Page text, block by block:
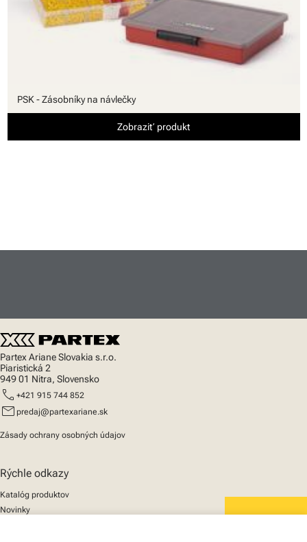
PSK - Zásobníky na návlečky
Zobraziť produkt
Partex Ariane Slovakia s.r.o.
Piaristická 2
949 01 Nitra, Slovensko
call +421 915 744 852
mail predaj@partexariane.sk
Zásady ochrany osobných údajov
Rýchle odkazy
Katalóg produktov
Novinky